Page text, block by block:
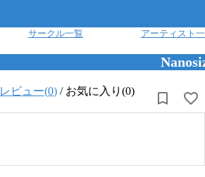
サークル一覧 アーティスト
レビュー(0) / お気に入り(0)